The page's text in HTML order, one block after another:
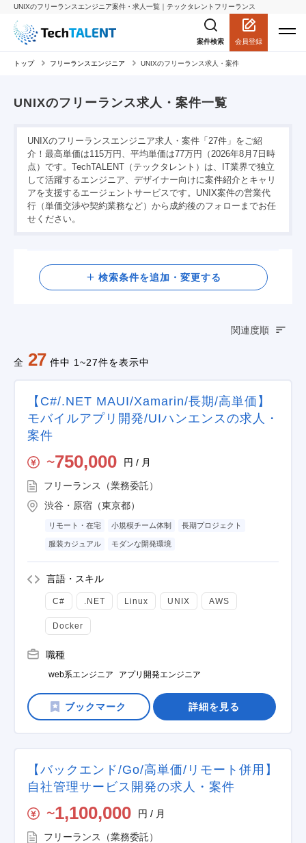
UNIXのフリーランスエンジニア案件・求人一覧｜テックタレントフリーランス
案件検索 会員登録
トップ フリーランスエンジニア UNIXのフリーランス求人・案件
UNIXのフリーランス求人・案件一覧
UNIXのフリーランスエンジニア求人・案件「27件」をご紹
介！最高単価は115万円、平均単価は77万円（2026年8月7日時
点）です。TechTALENT（テックタレント）は、IT業界で独立
して活躍するエンジニア、デザイナー向けに案件紹介とキャリ
アを支援するエージェントサービスです。UNIX案件の営業代
行（単価交渉や契約業務など）から成約後のフォローまでお任
せください。
検索
検索条件を追加・変更する
全 27 件中 1~27件を表示中
関連度順
【C#/.NET MAUI/Xamarin/長期/高単価】
モバイルアプリ開発/UIハンエンスの求人・
案件
〜750,000 円 / 月
フリーランス（業務委託）
渋谷・原宿（東京都）
リモート・在宅 小規模チーム体制 長期プロジェクト
服装カジュアル モダンな開発環境
言語・スキル
C# .NET Linux UNIX AWS
Docker
職種
web系エンジニア アプリ開発エンジニア
詳細を見る
【バックエンド/Go/高単価/リモート併用】
自社管理サービス開発の求人・案件
〜1,100,000 円 / 月
フリーランス（業務委託）